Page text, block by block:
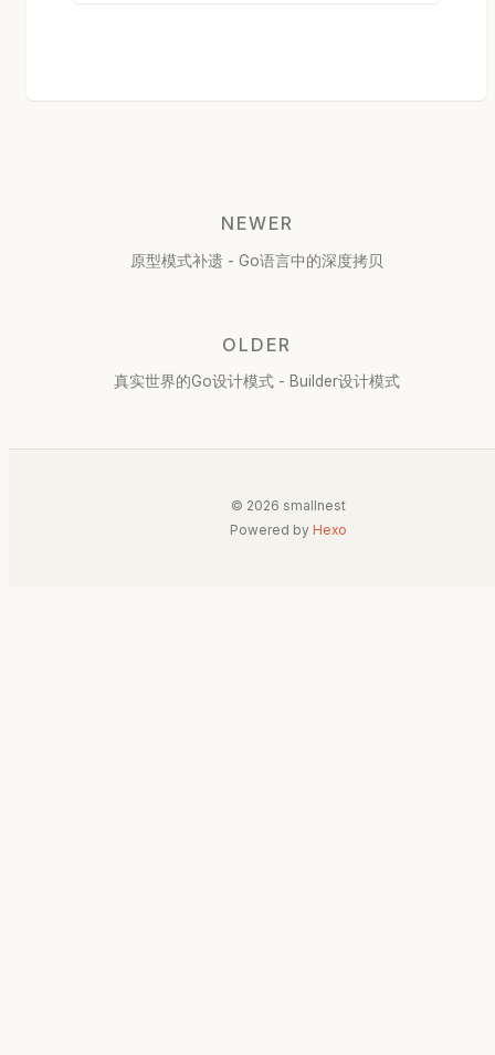
NEWER
原型模式补遗 - Go语言中的深度拷贝
OLDER
真实世界的Go设计模式 - Builder设计模式
© 2026 smallnest
Powered by Hexo